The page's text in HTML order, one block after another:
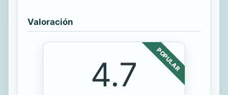
Valoración
POPULAR
4.7